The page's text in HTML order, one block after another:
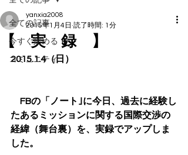
全ての記事
今すぐ始める
コミュニティ
【 実 録 】
yanxia2008
2015年1月4日 読了時間: 1分
2015.1.4（日）
FBの「ノート｣に今日、過去に経験し
たあるミッションに関する国際交渉の
経緯（舞台裏）を、実録でアップしま
した。